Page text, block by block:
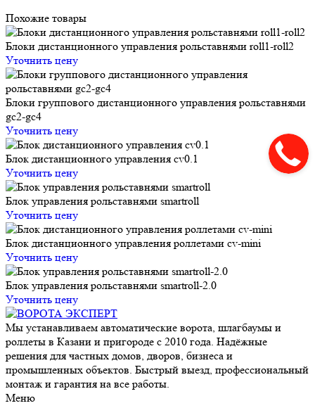
Похожие товары
Блоки дистанционного управления рольставнями roll1-roll2
Уточнить цену
Блоки группового дистанционного управления рольставнями
gc2-gc4
Уточнить цену
Блок дистанционного управления cv0.1
Уточнить цену
Блок управления рольставнями smartroll
Уточнить цену
Блок дистанционного управления роллетами cv-mini
Уточнить цену
Блок управления рольставнями smartroll-2.0
Уточнить цену
Мы устанавливаем автоматические ворота, шлагбаумы и
роллеты в Казани и пригороде с 2010 года. Надёжные
решения для частных домов, дворов, бизнеса и
промышленных объектов. Быстрый выезд, профессиональный
монтаж и гарантия на все работы.
Меню